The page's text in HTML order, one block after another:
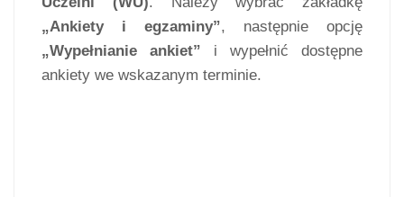
„Ankiety i egzaminy”, następnie opcję
„Wypełnianie ankiet” i wypełnić dostępne
ankiety we wskazanym terminie.